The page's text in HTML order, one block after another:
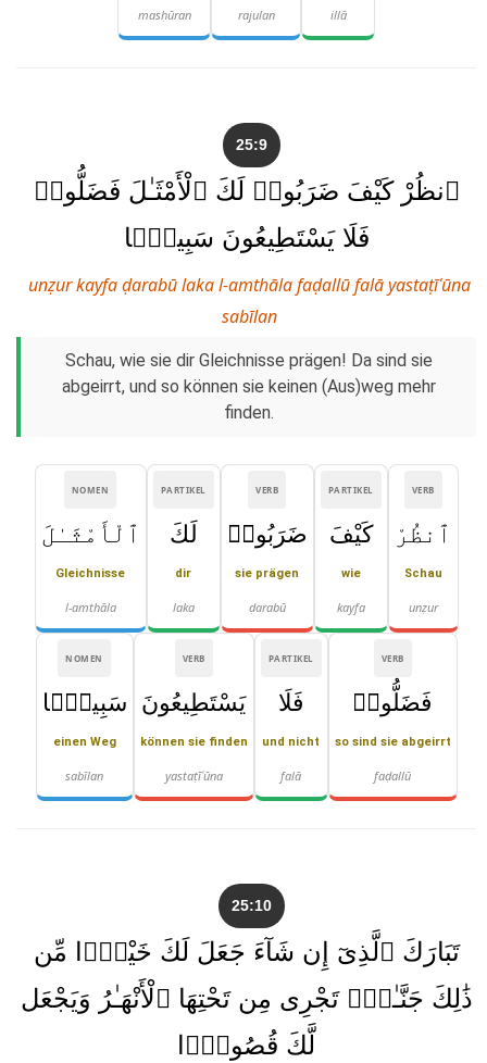
illā
rajulan
masḥūran
25:9
ٱنظُرْ كَيْفَ ضَرَبُوا۟ لَكَ ٱلْأَمْثَـٰلَ فَضَلُّوا۟
فَلَا يَسْتَطِيعُونَ سَبِيلًۭا
unẓur kayfa ḍarabū laka l-amthāla faḍallū falā yastaṭīʿūna
sabīlan
Schau, wie sie dir Gleichnisse prägen! Da sind sie
abgeirrt, und so können sie keinen (Aus)weg mehr
finden.
VERB
ٱنظُرْ
Schau
unẓur
PARTIKEL
كَيْفَ
wie
kayfa
VERB
ضَرَبُوا۟
sie prägen
ḍarabū
PARTIKEL
لَكَ
dir
laka
NOMEN
ٱلْأَمْثَـٰلَ
Gleichnisse
l-amthāla
VERB
فَضَلُّوا۟
so sind sie abgeirrt
faḍallū
PARTIKEL
فَلَا
und nicht
falā
VERB
يَسْتَطِيعُونَ
können sie finden
yastaṭīʿūna
NOMEN
سَبِيلًۭا
einen Weg
sabīlan
25:10
تَبَارَكَ ٱلَّذِىٓ إِن شَآءَ جَعَلَ لَكَ خَيْرًۭا مِّن
ذَٰلِكَ جَنَّـٰتٍۢ تَجْرِى مِن تَحْتِهَا ٱلْأَنْهَـٰرُ وَيَجْعَل
لَّكَ قُصُورًۢا